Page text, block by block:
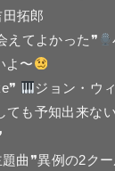
田拓郎
えてよかった❞
よ〜
ジョン・ウ
ても予知出来な
曲❞異例の2ク